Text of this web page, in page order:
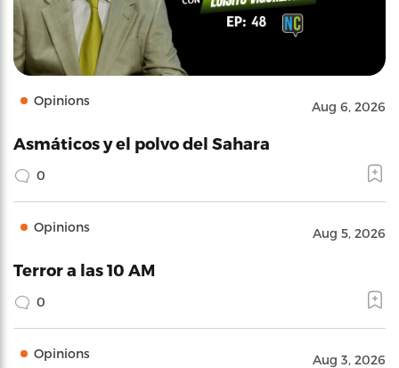
Opinions Aug 6, 2026
Asmáticos y el polvo del Sahara
0
Opinions Aug 5, 2026
Terror a las 10 AM
0
Opinions Aug 3, 2026